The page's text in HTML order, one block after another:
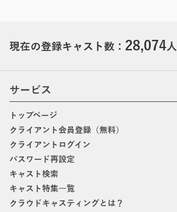
現在の登録キャスト数： 28,074人
サービス
トップページ
クライアント会員登録（無料）
クライアントログイン
パスワード再設定
キャスト検索
キャスト特集一覧
クラウドキャスティングとは？